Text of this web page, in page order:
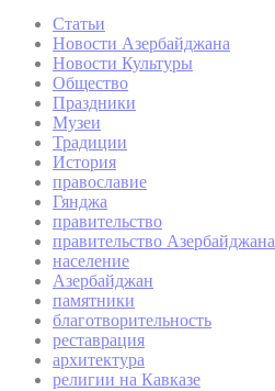
Статьи
Новости Азербайджана
Новости Культуры
Общество
Праздники
Музеи
Традиции
История
православие
Гянджа
правительство
правительство Азербайджана
население
Азербайджан
памятники
благотворительность
реставрация
архитектура
религии на Кавказе